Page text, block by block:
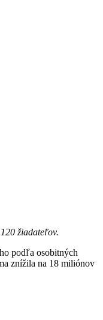
žiadateľov.
podľa osobitných
znížila na 18 miliónov